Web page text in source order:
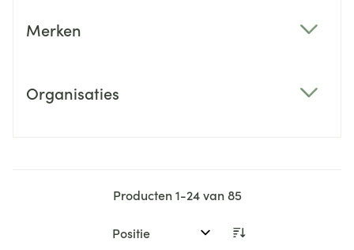
Merken
Organisaties
Producten1-24van85
Sorteer op: